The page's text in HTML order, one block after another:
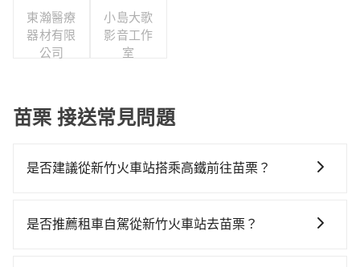
東瀚醫療
器材有限
公司
小島大歌
影音工作
室
苗栗 接送常見問題
是否建議從新竹火車站搭乘高鐵前往苗栗？
費時、轉車麻煩！新竹-苗栗雖然一天最多時有30班車
是否推薦租車自駕從新竹火車站去苗栗？